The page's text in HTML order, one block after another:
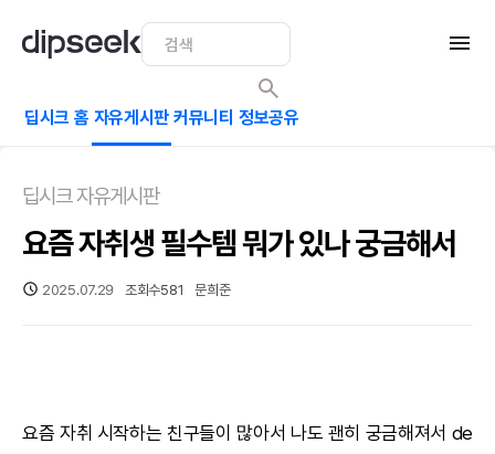
딥시크 홈 자유게시판 커뮤니티 정보공유
딥시크 자유게시판
요즘 자취생 필수템 뭐가 있나 궁금해서
2025.07.29 조회수581 문희준
요즘 자취 시작하는 친구들이 많아서 나도 괜히 궁금해져서 de